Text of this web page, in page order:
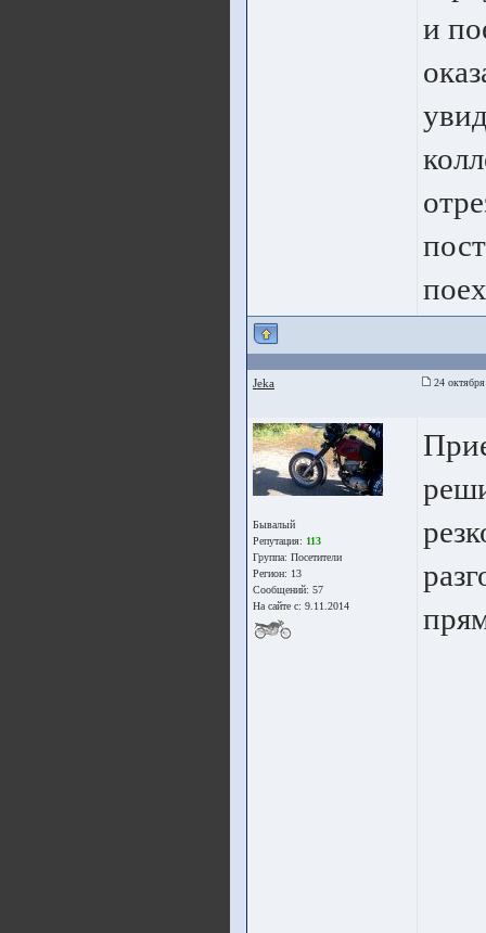
и
Jeka 24
Бывалый
Репутация: 113
Группа: Посетители
Регион: 13
Сообщений: 57
На сайте с: 9.11.2014